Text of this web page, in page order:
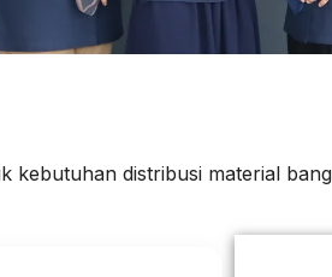
kebutuhan distribusi material